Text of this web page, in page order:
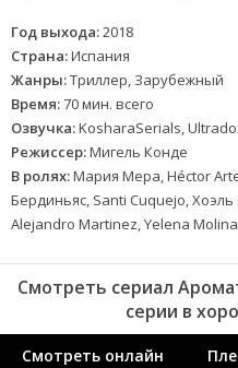
Год выхода:2018
Страна:Испания
Жанры:Триллер, Зарубежный
Время:70 мин. всего
Озвучка:KosharaSerials,
Режиссер:Мигель Конде
В ролях:Мария Мера, Héctor
Бердиньяс, Santi Cuquejo,
Alejandro Martinez, Yelena
Смотреть сериал
серии в
Смотреть онлайн